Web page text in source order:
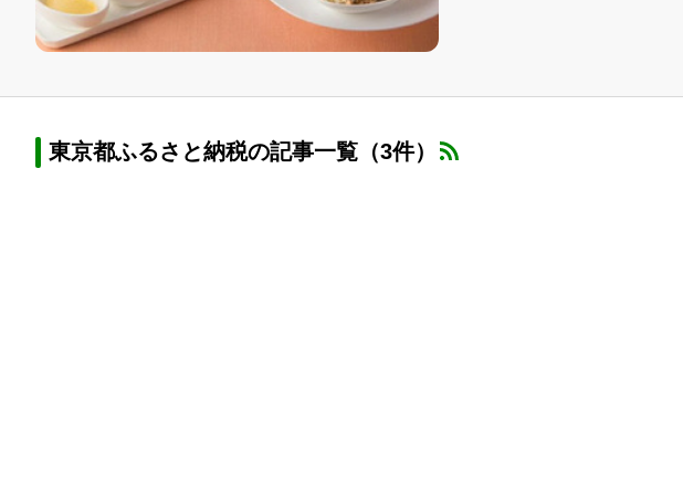
東京都ふるさと納税の記事一覧（3件）